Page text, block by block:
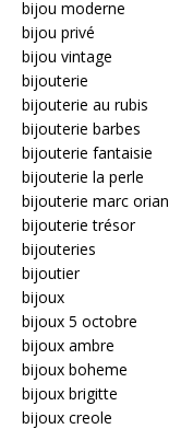
bijou moderne
bijou privé
bijou vintage
bijouterie
bijouterie au rubis
bijouterie barbes
bijouterie fantaisie
bijouterie la perle
bijouterie marc orian
bijouterie trésor
bijouteries
bijoutier
bijoux
bijoux 5 octobre
bijoux ambre
bijoux boheme
bijoux brigitte
bijoux creole